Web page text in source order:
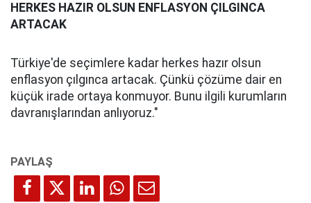
HERKES HAZIR OLSUN ENFLASYON ÇILGINCA
ARTACAK
Türkiye'de seçimlere kadar herkes hazır olsun
enflasyon çılgınca artacak. Çünkü çözüme dair en
küçük irade ortaya konmuyor. Bunu ilgili kurumların
davranışlarından anlıyoruz."